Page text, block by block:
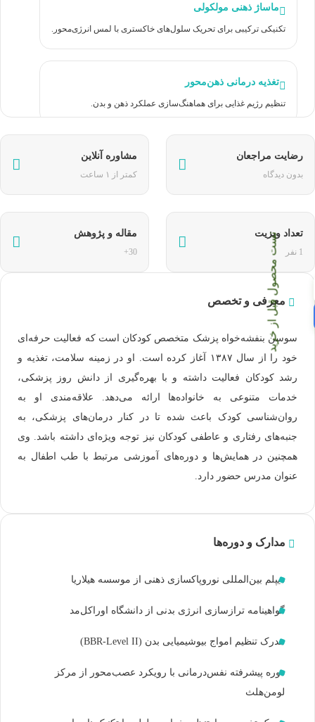
ماساژ ذهنی مولکولی
تکنیکی ترکیبی برای تحریک سلول‌های خاکستری با لمس انرژی‌محور.
تغذیه درمانی ذهن‌محور
تنظیم رژیم غذایی برای هماهنگ‌سازی عملکرد ذهن و بدن.
رضایت مراجعان
بدون دیدگاه
مشاوره آنلاین
کمتر از ۱ ساعت
تعداد ویزیت
1 نفر
مقاله و پژوهش‌
30+
معرفی و تخصص
سوسن بنفشه‌خواه پزشک متخصص کودکان است که فعالیت حرفه‌ای
خود را از سال ۱۳۸۷ آغاز کرده است. او در زمینه سلامت، تغذیه و
رشد کودکان فعالیت داشته و با بهره‌گیری از دانش روز پزشکی،
خدمات متنوعی به خانواده‌ها ارائه می‌دهد. علاقه‌مندی او به
روان‌شناسی کودک باعث شده تا در کنار درمان‌های پزشکی، به
جنبه‌های رفتاری و عاطفی کودکان نیز توجه ویژه‌ای داشته باشد. وی
همچنین در همایش‌ها و دوره‌های آموزشی مرتبط با طب اطفال به
عنوان مدرس حضور دارد.
مدارک و دوره‌ها
دیپلم بین‌المللی نوروپاکسازی ذهنی از موسسه هیلاریا
گواهینامه ترازسازی انرژی بدنی از دانشگاه اوراکل‌مد
مدرک تنظیم امواج بیوشیمیایی بدن (BBR-Level II)
دوره پیشرفته نفس‌درمانی با رویکرد عصب‌محور از مرکز
لومن‌هلث
تست محصول قبل از خرید